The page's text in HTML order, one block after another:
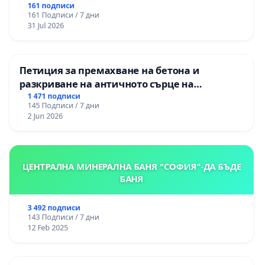
“Елаците-МЕД” АД и от държавата, че ще се
изпълнят всички екологични норми!
161 подписи
161 Подписи / 7 дни
31 Jul 2026
Петиция за премахване на бетона и
разкриване на античното сърце на
Могиланската могила във Враца
1 471 подписи
145 Подписи / 7 дни
2 Jun 2026
ЦЕНТРАЛНА МИНЕРАЛНА БАНЯ "СОФИЯ"-ДА БЪДЕ
БАНЯ
3 492 подписи
143 Подписи / 7 дни
12 Feb 2025